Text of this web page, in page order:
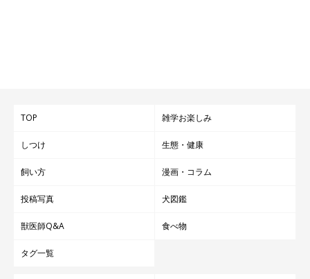
TOP 雑学お楽しみ
しつけ 生態・健康
飼い方 漫画・コラム
投稿写真 犬図鑑
獣医師Q&A 食べ物
タグ一覧